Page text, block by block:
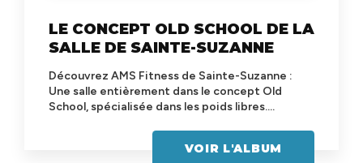
LE CONCEPT OLD SCHOOL DE LA
SALLE DE SAINTE-SUZANNE
Découvrez AMS Fitness de Sainte-Suzanne :
Une salle entièrement dans le concept Old
School, spécialisée dans les poids libres....
VOIR L'ALBUM